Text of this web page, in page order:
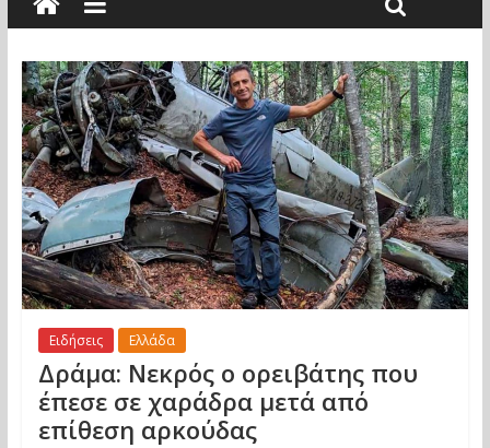
Ειδήσεις Ελλάδα
Δράμα: Νεκρός ο ορειβάτης που
έπεσε σε χαράδρα μετά από
επίθεση αρκούδας